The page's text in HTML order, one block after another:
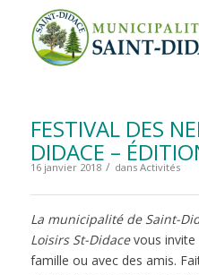
FESTIVAL DES
DIDACE –
16 janvier 2018 / dans Activités
La municipalité de Saint-
Loisirs St-Didacevous invite
famille ou avec des amis.